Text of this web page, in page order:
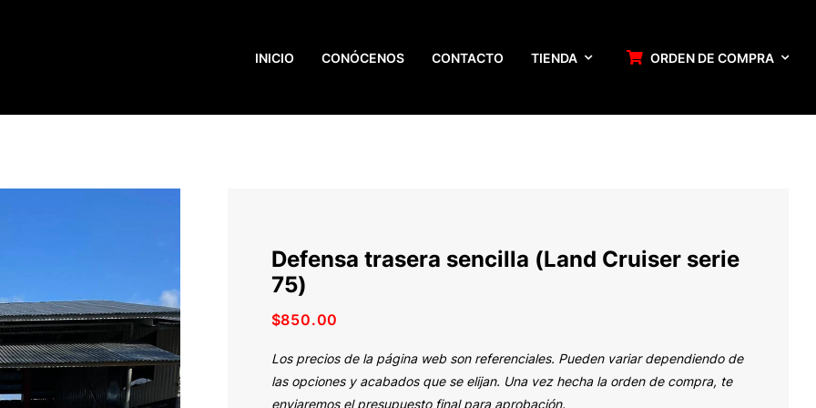
INICIO CONÓCENOS CONTACTO TIENDA ORDEN DE COMPRA
Defensa trasera sencilla (Land Cruiser serie
75)
$850.00
Los precios de la página web son referenciales. Pueden variar dependiendo de
las opciones y acabados que se elijan. Una vez hecha la orden de compra, te
enviaremos el presupuesto final para aprobación.